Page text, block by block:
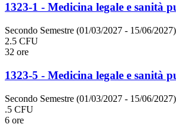
1323-1 - Medicina legale e sanità
Secondo Semestre (01/03/2027 - 15/06/2027)
2.5 CFU
32 ore
1323-5 - Medicina legale e sanità
Secondo Semestre (01/03/2027 - 15/06/2027)
.5 CFU
6 ore